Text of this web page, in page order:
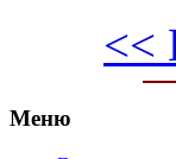
<<
Меню